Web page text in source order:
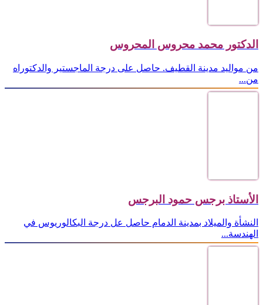
الدكتور محمد محروس المحروس
من مواليد مدينة القطيف. حاصل على درجة الماجستير والدكتوراه
من...
الأستاذ برجس حمود البرجس
النشأة والميلاد بمدينة الدمام حاصل عل درجة البكالوريوس في
الهندسة...